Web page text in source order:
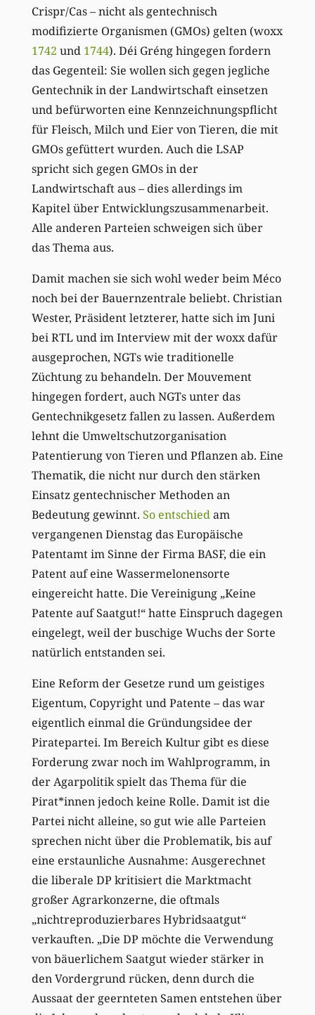
Crispr/Cas – nicht als gentechnisch
modifizierte Organismen (GMOs) gelten (woxx
1742 und 1744). Déi Gréng hingegen fordern
das Gegenteil: Sie wollen sich gegen jegliche
Gentechnik in der Landwirtschaft einsetzen
und befürworten eine Kennzeichnungspflicht
für Fleisch, Milch und Eier von Tieren, die mit
GMOs gefüttert wurden. Auch die LSAP
spricht sich gegen GMOs in der
Landwirtschaft aus – dies allerdings im
Kapitel über Entwicklungszusammenarbeit.
Alle anderen Parteien schweigen sich über
das Thema aus.
Damit machen sie sich wohl weder beim Méco
noch bei der Bauernzentrale beliebt. Christian
Wester, Präsident letzterer, hatte sich im Juni
bei RTL und im Interview mit der woxx dafür
ausgeprochen, NGTs wie traditionelle
Züchtung zu behandeln. Der Mouvement
hingegen fordert, auch NGTs unter das
Gentechnikgesetz fallen zu lassen. Außerdem
lehnt die Umweltschutzorganisation
Patentierung von Tieren und Pflanzen ab. Eine
Thematik, die nicht nur durch den stärken
Einsatz gentechnischer Methoden an
Bedeutung gewinnt. So entschiedam
vergangenen Dienstag das Europäische
Patentamt im Sinne der Firma BASF, die ein
Patent auf eine Wassermelonensorte
eingereicht hatte. Die Vereinigung „Keine
Patente auf Saatgut!“ hatte Einspruch dagegen
eingelegt, weil der buschige Wuchs der Sorte
natürlich entstanden sei.
Eine Reform der Gesetze rund um geistiges
Eigentum, Copyright und Patente – das war
eigentlich einmal die Gründungsidee der
Piratepartei. Im Bereich Kultur gibt es diese
Forderung zwar noch im Wahlprogramm, in
der Agarpolitik spielt das Thema für die
Pirat*innen jedoch keine Rolle. Damit ist die
Partei nicht alleine, so gut wie alle Parteien
sprechen nicht über die Problematik, bis auf
eine erstaunliche Ausnahme: Ausgerechnet
die liberale DP kritisiert die Marktmacht
großer Agrarkonzerne, die oftmals
„nichtreproduzierbares Hybridsaatgut“
verkauften. „Die DP möchte die Verwendung
von bäuerlichem Saatgut wieder stärker in
den Vordergrund rücken, denn durch die
Aussaat der geernteten Samen entstehen über